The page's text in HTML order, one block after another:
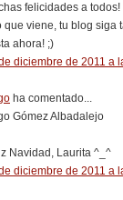
felicidades a todos!
que viene, tu blog siga
ahora! ;)
diciembre de 2011 a
ha comentado...
Gómez Albadalejo
Navidad, Laurita ^_^
diciembre de 2011 a